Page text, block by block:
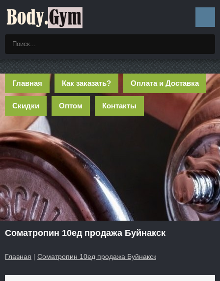
Главная Как заказать? Оплата и Доставка
Скидки Оптом Контакты
Cоматропин 10ед продажа Буйнакск
Главная | Cоматропин 10ед продажа Буйнакск